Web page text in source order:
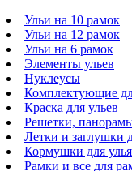
Ульи на 10 рамок
Ульи на 12 рамок
Ульи на 6 рамок
Элементы ульев
Нуклеусы
Комплектующие
Краска для ульев
Решетки,
Летки и заглушки
Кормушки для улья
Рамки и все для